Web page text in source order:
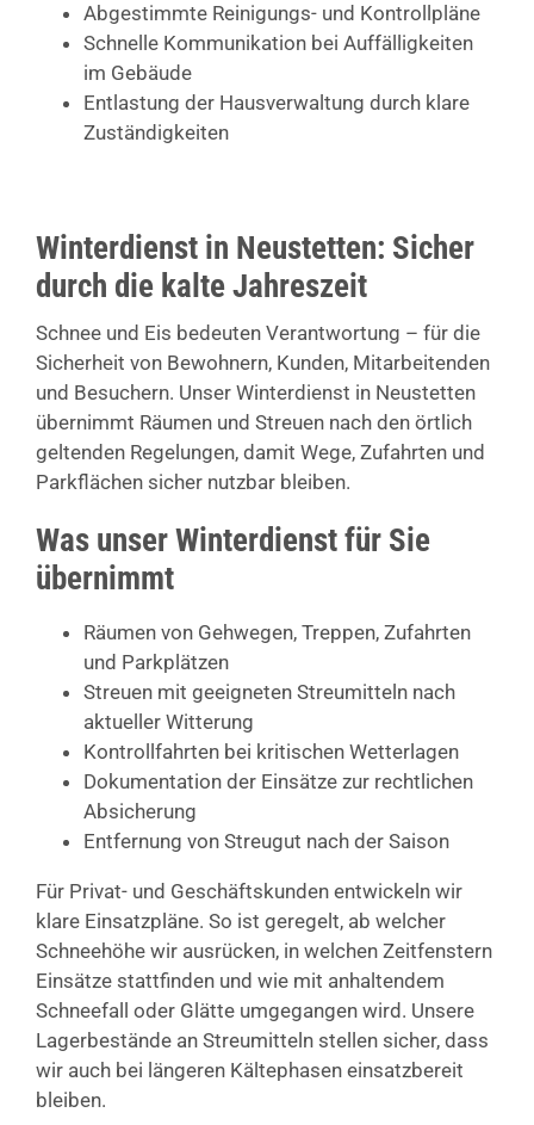
Abgestimmte Reinigungs- und Kontrollpläne
Schnelle Kommunikation bei Auffälligkeiten
im Gebäude
Entlastung der Hausverwaltung durch klare
Zuständigkeiten
Winterdienst in Neustetten: Sicher
durch die kalte Jahreszeit
Schnee und Eis bedeuten Verantwortung – für die
Sicherheit von Bewohnern, Kunden, Mitarbeitenden
und Besuchern. Unser Winterdienst in Neustetten
übernimmt Räumen und Streuen nach den örtlich
geltenden Regelungen, damit Wege, Zufahrten und
Parkflächen sicher nutzbar bleiben.
Was unser Winterdienst für Sie
übernimmt
Räumen von Gehwegen, Treppen, Zufahrten
und Parkplätzen
Streuen mit geeigneten Streumitteln nach
aktueller Witterung
Kontrollfahrten bei kritischen Wetterlagen
Dokumentation der Einsätze zur rechtlichen
Absicherung
Entfernung von Streugut nach der Saison
Für Privat- und Geschäftskunden entwickeln wir
klare Einsatzpläne. So ist geregelt, ab welcher
Schneehöhe wir ausrücken, in welchen Zeitfenstern
Einsätze stattfinden und wie mit anhaltendem
Schneefall oder Glätte umgegangen wird. Unsere
Lagerbestände an Streumitteln stellen sicher, dass
wir auch bei längeren Kältephasen einsatzbereit
bleiben.